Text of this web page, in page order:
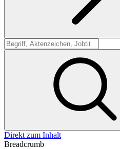
Suche
Direkt zum Inhalt
Breadcrumb